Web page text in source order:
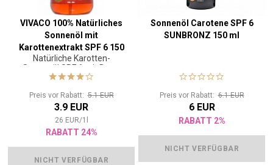
VIVACO 100% Natürliches
Sonnenöl mit
Karottenextrakt SPF 6 150
ml
Natürliche Karotten-
Sonnenöl SPF 6 mit Beta-
Carotin für langanhaltende
Preis vor Rabatt:5.1 EUR
3.9 EUR
26 EUR/1
RABATT 24%
NICHT VERFÜGBAR
Sonnenöl Carotene SPF 6
SUNBRONZ 150 ml
Preis vor Rabatt:6.1 EUR
6 EUR
RABATT 2%
NICHT VERFÜGBAR